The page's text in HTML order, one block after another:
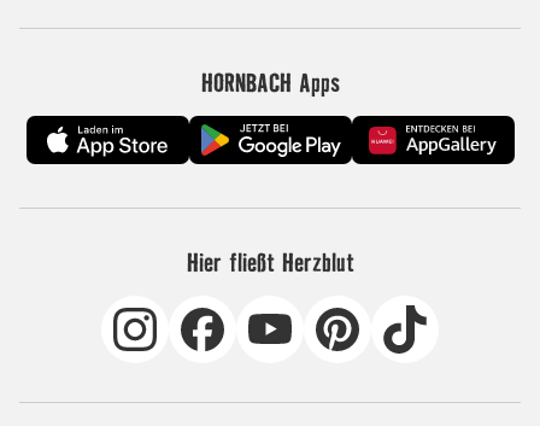
HORNBACH Apps
Hier fließt Herzblut